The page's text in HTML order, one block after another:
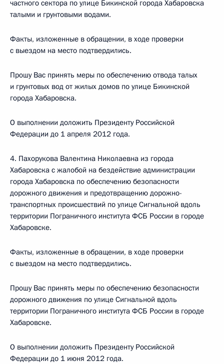
частного сектора по улице Бикинской города Хабаровска
талыми и грунтовыми водами.
Факты, изложенные в обращении, в ходе проверки
с выездом на место подтвердились.
Прошу Вас принять меры по обеспечению отвода талых
и грунтовых вод от жилых домов по улице Бикинской
города Хабаровска.
О выполнении доложить Президенту Российской
Федерации до 1 апреля 2012 года.
4. Пахорукова Валентина Николаевна из города
Хабаровска с жалобой на бездействие администрации
города Хабаровска по обеспечению безопасности
дорожного движения и предотвращению дорожно-
транспортных происшествий по улице Сигнальной вдоль
территории Пограничного института ФСБ России в городе
Хабаровске.
Факты, изложенные в обращении, в ходе проверки
с выездом на место подтвердились.
Прошу Вас принять меры по обеспечению безопасности
дорожного движения по улице Сигнальной вдоль
территории Пограничного института ФСБ России в городе
Хабаровске.
О выполнении доложить Президенту Российской
Федерации до 1 июня 2012 года.